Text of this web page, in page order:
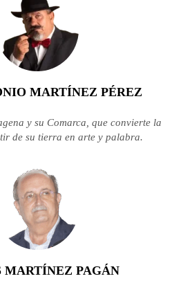
MARTÍNEZ PÉREZ
y su Comarca, que convierte la
de su tierra en arte y palabra.
MARTÍNEZ PAGÁN